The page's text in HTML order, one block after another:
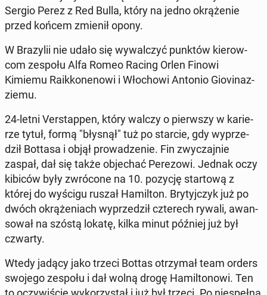
Sergio Perez z Red Bulla, który na jedno okrą­że­nie
przed końcem zmienił opony.
W Bra­zy­lii nie udało się wy­wal­czyć punktów kie­row­
com zespołu Alfa Romeo Racing Orlen Finowi
Kimiemu Ra­ik­ko­ne­no­wi i Wło­cho­wi Antonio Gio­vi­naz­
zie­mu.
24-letni Ver­stap­pen, który walczy o pierw­szy w ka­rie­
rze tytuł, formą "błysnął" tuż po starcie, gdy wy­prze­
dził Bottasa i objął pro­wa­dze­nie. Fin zwy­czaj­nie
zaspał, dał się także ob­je­chać Pe­re­zo­wi. Jednak oczy
kibiców były zwró­co­ne na 10. pozycję star­to­wą z
której do wyścigu ruszał Ha­mil­ton. Bry­tyj­czyk już po
dwóch okrą­że­niach wy­prze­dził czte­rech rywali, awan­
so­wał na szóstą lokatę, kilka minut później już był
czwarty.
Wtedy jadący jako trzeci Bottas otrzy­mał team orders
swojego zespołu i dał wolną drogę Ha­mil­to­no­wi. Ten